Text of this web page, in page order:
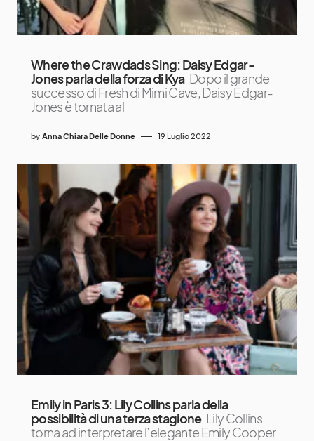
Where the Crawdads Sing: Daisy Edgar-
Jones parla della forza di Kya Dopo il grande
successo di Fresh di Mimi Cave, Daisy Edgar-
Jones è tornata al
by Anna Chiara Delle Donne 19 Luglio 2022
Emily in Paris 3: Lily Collins parla della
possibilità di una terza stagione Lily Collins
torna ad interpretare l’elegante Emily Cooper